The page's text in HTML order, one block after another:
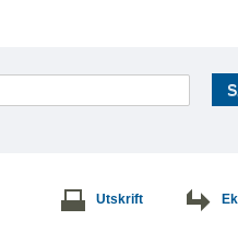
Utskrift